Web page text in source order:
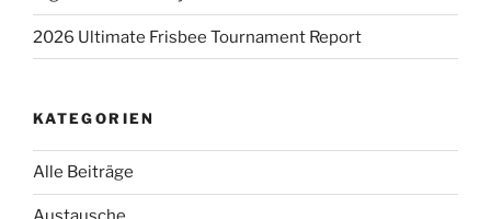
2026 Ultimate Frisbee Tournament Report
KATEGORIEN
Alle Beiträge